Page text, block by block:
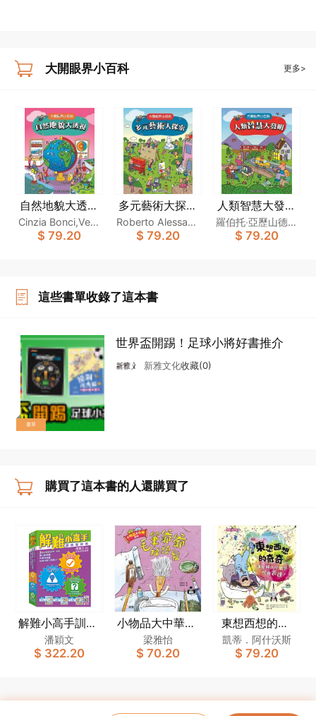
大開眼界小百科 更多>
自然地貌大透視
〔大開眼界小百
科〕
Cinzia Bonci,Vero
nica Pellegrini,Alb
$ 79.20
多元藝術大探索
〔大開眼界小百
科〕
Roberto Alessand
rini,Cinzia Bonci,L
$ 79.20
人類智慧大發明
〔大開眼界小百
科〕
羅伯托‧亞歷山德里
尼,欽齊亞‧邦奇,洛
$ 79.20
這些書單收錄了這本書
書單
世界盃開踢！足球小將好書推介
新雅文化收藏(0)
購買了這本書的人還購買了
解難小高手訓練
教材套
潘穎文
$ 322.20
小物品大中華系
列：毛筆爺爺掉
頭髮
梁雅怡
$ 70.20
東想西想的奇
奇：讓忙碌的小
腦袋學會表達！
凱蒂．阿什沃斯
$ 79.20